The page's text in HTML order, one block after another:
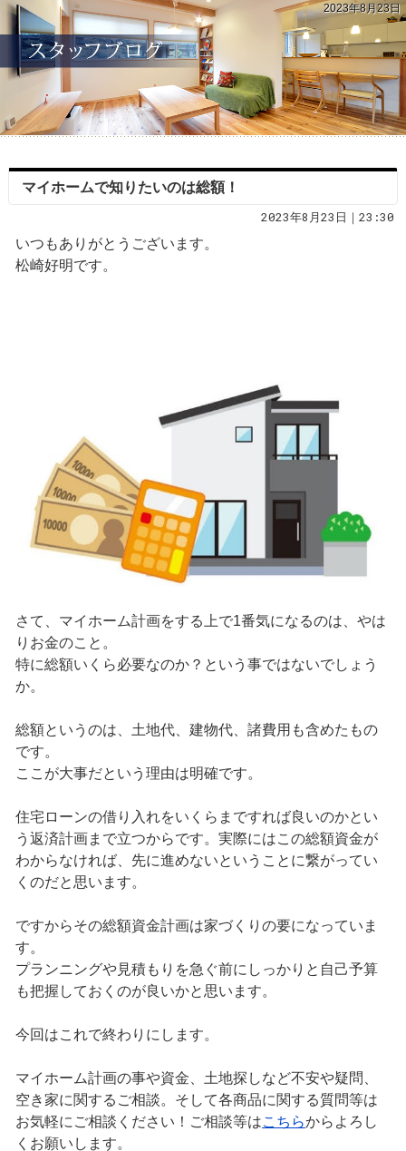
2023年8月23日
マイホームで知りたいのは総額！
2023年8月23日｜23:30
いつもありがとうございます。
松崎好明です。
さて、マイホーム計画をする上で1番気になるのは、やは
りお金のこと。
特に総額いくら必要なのか？という事ではないでしょう
か。
総額というのは、土地代、建物代、諸費用も含めたもの
です。
ここが大事だという理由は明確です。
住宅ローンの借り入れをいくらまですれば良いのかとい
う返済計画まで立つからです。実際にはこの総額資金が
わからなければ、先に進めないということに繋がってい
くのだと思います。
ですからその総額資金計画は家づくりの要になっていま
す。
プランニングや見積もりを急ぐ前にしっかりと自己予算
も把握しておくのが良いかと思います。
今回はこれで終わりにします。
マイホーム計画の事や資金、土地探しなど不安や疑問、
空き家に関するご相談。そして各商品に関する質問等は
お気軽にご相談ください！ご相談等はこちらからよろし
くお願いします。